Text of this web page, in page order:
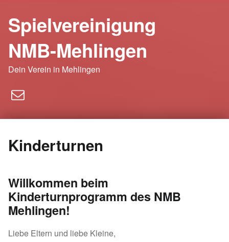
Spielvereinigung
NMB-Mehlingen
Dein Verein in Mehlingen
Kinderturnen
Willkommen beim
Kinderturnprogramm des NMB
Mehlingen!
Liebe Eltern und liebe Kleine,